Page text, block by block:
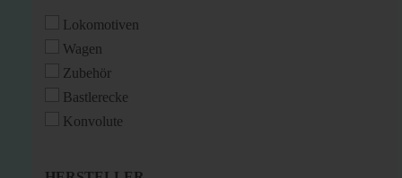
Lokomotiven
Wagen
Zubehör
Bastlerecke
Konvolute